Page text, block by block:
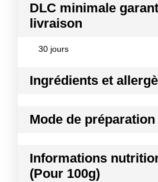
DLC minimale
livraison
30 jours
Ingrédients et
Farine de BLÉ (contient
levure, farine de malt
émulsifiants : E471, E472e ;
Mode de préparation
minutes à une température
+4°C
Informations
(Pour 100g)